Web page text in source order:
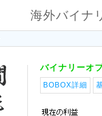
海外バイナ
バイナリーオ
BOBOX詳細